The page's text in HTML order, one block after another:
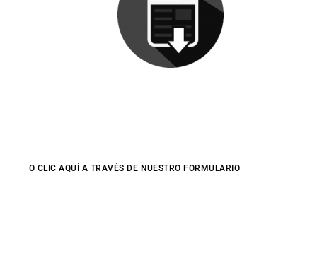
O CLIC AQUÍ A TRAVÉS DE NUESTRO FORMULARIO